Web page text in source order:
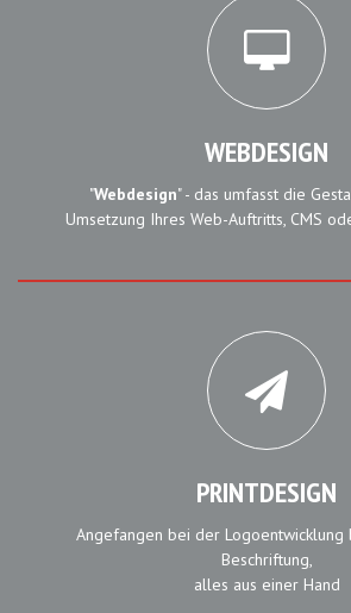
WEBDESIGN
"Webdesign" - das umfasst die
Umsetzung Ihres Web-Auftritts, CMS
PRINTDESIGN
Angefangen bei der Logoentwicklung
Beschriftung,
alles aus einer Hand